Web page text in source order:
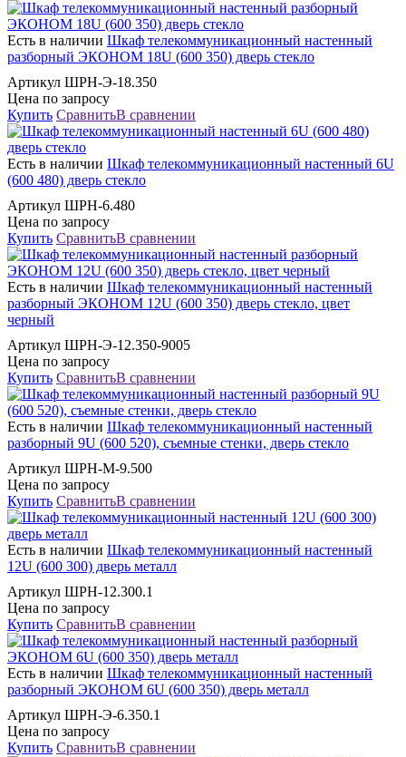
Есть в наличии Шкаф телекоммуникационный настенный
разборный ЭКОНОМ 18U (600 350) дверь стекло
Артикул ШРН-Э-18.350
Цена по запросу
Купить СравнитьВ сравнении
Есть в наличии Шкаф телекоммуникационный настенный 6U
(600 480) дверь стекло
Артикул ШРН-6.480
Цена по запросу
Купить СравнитьВ сравнении
Есть в наличии Шкаф телекоммуникационный настенный
разборный ЭКОНОМ 12U (600 350) дверь стекло, цвет
черный
Артикул ШРН-Э-12.350-9005
Цена по запросу
Купить СравнитьВ сравнении
Есть в наличии Шкаф телекоммуникационный настенный
разборный 9U (600 520), съемные стенки, дверь стекло
Артикул ШРН-М-9.500
Цена по запросу
Купить СравнитьВ сравнении
Есть в наличии Шкаф телекоммуникационный настенный
12U (600 300) дверь металл
Артикул ШРН-12.300.1
Цена по запросу
Купить СравнитьВ сравнении
Есть в наличии Шкаф телекоммуникационный настенный
разборный ЭКОНОМ 6U (600 350) дверь металл
Артикул ШРН-Э-6.350.1
Цена по запросу
Купить СравнитьВ сравнении